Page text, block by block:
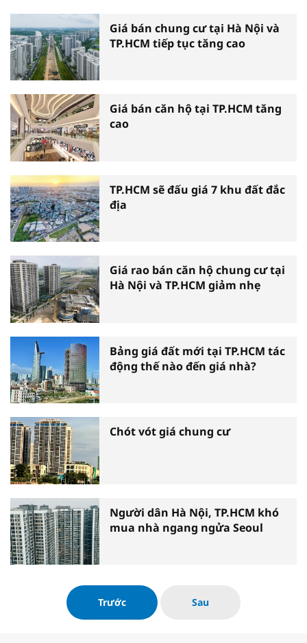
Giá bán chung cư tại Hà Nội và
TP.HCM tiếp tục tăng cao
Giá bán căn hộ tại TP.HCM tăng
cao
TP.HCM sẽ đấu giá 7 khu đất đắc
địa
Giá rao bán căn hộ chung cư tại
Hà Nội và TP.HCM giảm nhẹ
Bảng giá đất mới tại TP.HCM tác
động thế nào đến giá nhà?
Chót vót giá chung cư
Người dân Hà Nội, TP.HCM khó
mua nhà ngang ngửa Seoul
Trước Sau